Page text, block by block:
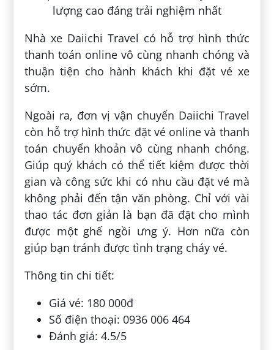
Nhà xe Daiichi Travel có hỗ trợ hình thức
thanh toán online vô cùng nhanh chóng và
thuận tiện cho hành khách khi đặt vé xe
sớm.
Ngoài ra, đơn vị vận chuyển Daiichi Travel
còn hỗ trợ hình thức đặt vé online và thanh
toán chuyển khoản vô cùng nhanh chóng.
Giúp quý khách có thể tiết kiệm được thời
gian và công sức khi có nhu cầu đặt vé mà
không phải đến tận văn phòng. Chỉ với vài
thao tác đơn giản là bạn đã đặt cho mình
được một ghế ngồi ưng ý. Hơn nữa còn
giúp bạn tránh được tình trạng cháy vé.
Thông tin chi tiết:
Giá vé: 180 000đ
Số điện thoại: 0936 006 464
Đánh giá: 4.5/5